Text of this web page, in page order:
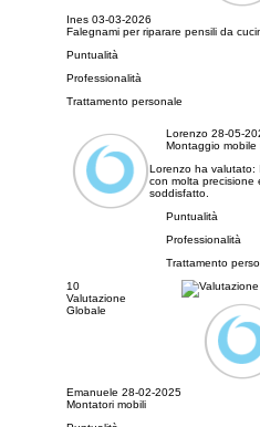
Ines 03-03-2026
Falegnami per riparare pensili da
Puntualità
Professionalità
Trattamento personale
Lorenzo 28-05-
Montaggio mobile
Lorenzo ha valutato:
con molta precisione
soddisfatto.
Puntualità
Professionalità
Trattamento
10
Valutazione
Globale
Emanuele 28-02-2025
Montatori mobili